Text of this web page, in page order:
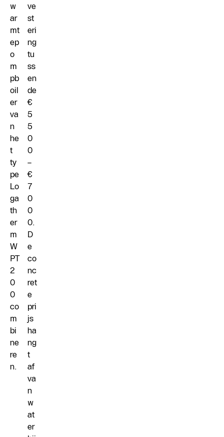
w
ar
mt
ep
o
m
pb
oil
er
va
n
he
t
ty
pe
Lo
ga
th
er
m
W
PT
2
0
0
co
m
bi
ne
re
n.
ve
st
eri
ng
tu
ss
en
de
€
5
5
0
0
–
€
7
0
0
0.
D
e
co
nc
ret
e
pri
js
ha
ng
t
af
va
n
w
at
er